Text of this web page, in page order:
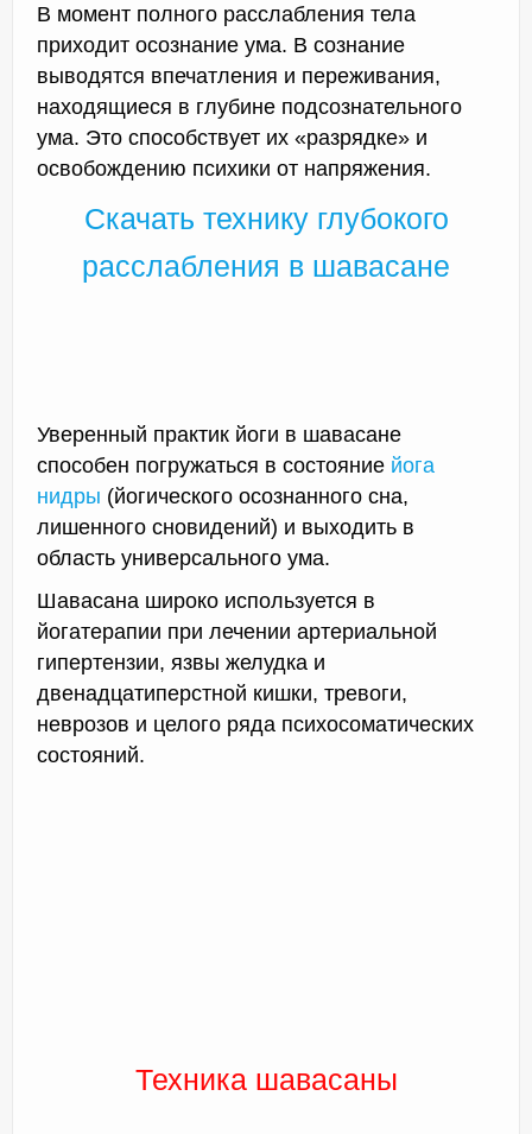
В момент полного расслабления тела
приходит осознание ума. В сознание
выводятся впечатления и переживания,
находящиеся в глубине подсознательного
ума. Это способствует их «разрядке» и
освобождению психики от напряжения.
Скачать технику глубокого
расслабления в шавасане
Уверенный практик йоги в шавасане
способен погружаться в состояние йога
нидры (йогического осознанного сна,
лишенного сновидений) и выходить в
область универсального ума.
Шавасана широко используется в
йогатерапии при лечении артериальной
гипертензии, язвы желудка и
двенадцатиперстной кишки, тревоги,
неврозов и целого ряда психосоматических
состояний.
Техника шавасаны